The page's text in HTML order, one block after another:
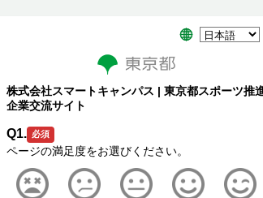
株式会社スマートキャンパス | 東京都スポーツ推
企業交流サイト
Q1. 必須